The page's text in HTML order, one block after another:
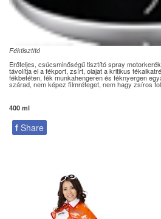
Féktisztító
Erőteljes, csúcsminőségű tisztító spray
távolítja el a fékport, zsírt, olajat a kritikus
fékbetéten, fék munkahengeren és féknyergen
szárad, nem képez filmréteget, nem hagy zsíros
400 ml
f Share